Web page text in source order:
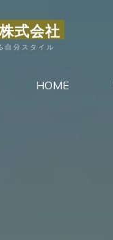
式会社
自分スタイル
HOME